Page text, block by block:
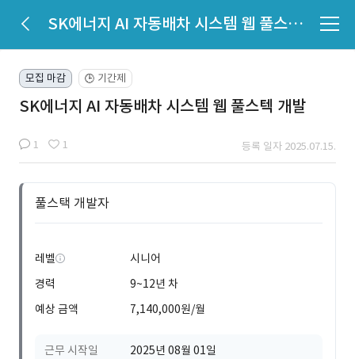
SK에너지 AI 자동배차 시스템 웹 풀스텍 개발
모집 마감 🕒 기간제
SK에너지 AI 자동배차 시스템 웹 풀스텍 개발
1 1 등록 일자 2025.07.15.
풀스택 개발자
레벨
시니어
경력
9~12년 차
예상 금액
7,140,000원/월
근무 시작일
2025년 08월 01일